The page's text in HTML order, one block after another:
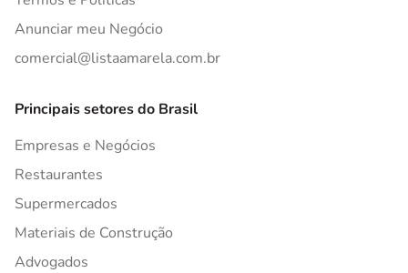
Anunciar meu Negócio
comercial@listaamarela.com.br
Principais setores do Brasil
Empresas e Negócios
Restaurantes
Supermercados
Materiais de Construção
Advogados